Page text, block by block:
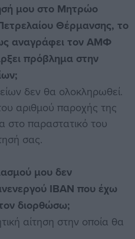
μου στο Μητρώο
Θέρμανσης, το
αναγράφει τον ΑΜΦ
πρόβλημα στην
δεν θα ολοκληρωθεί.
αριθμού παροχής της
στο παραστατικό του
σας.
μου δεν
IBAN που έχω
διορθώσω;
αίτηση στην οποία θα